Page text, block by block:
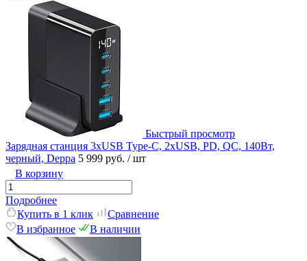
Быстрый просмотр
Зарядная станция 3xUSB Type-C, 2xUSB, PD, QC, 140Вт,
черный, Deppa 5 999 руб. / шт
В корзину
Подробнее
Купить в 1 клик
Сравнение
В избранное
В наличии